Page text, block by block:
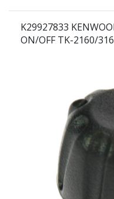
K29927833
ON/OFF TK-2160/